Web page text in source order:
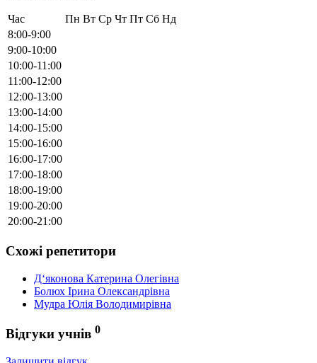
Час Пн Вт Ср Чт Пт Сб Нд
8:00-9:00
9:00-10:00
10:00-11:00
11:00-12:00
12:00-13:00
13:00-14:00
14:00-15:00
15:00-16:00
16:00-17:00
17:00-18:00
18:00-19:00
19:00-20:00
20:00-21:00
Схожі репетитори
Д‘яконова Катерина Олегівна
Болюх Ірина Олександрівна
Мудра Юлія Володимирівна
Відгуки учнів 0